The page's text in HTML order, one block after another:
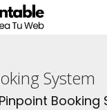
System
Booking